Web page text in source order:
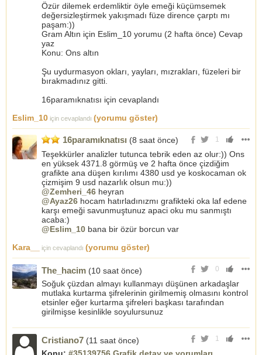
Özür dilemek erdemliktir öyle emeği küçümsemek
değersizleştirmek yakışmadı füze dirence çarptı mı
paşam:))
Gram Altın için Eslim_10 yorumu (2 hafta önce) Cevap
yaz
Konu: Ons altın
Şu uydurmasyon okları, yayları, mızrakları, füzeleri bir
bırakmadınız gitti.
16paramıknatısı için cevaplandı
Eslim_10 için cevaplandı (yorumu göster)
1
16paramıknatısı (8 saat önce)
Teşekkürler analizler tutunca tebrik eden az olur:)) Ons
en yüksek 4371.8 görmüş ve 2 hafta önce çizdiğim
grafikte ana düşen kırılımı 4380 usd ye koskocaman ok
çizmişim 9 usd nazarlık olsun mu:))
@Zemheri_46 heyran
@Ayaz26 hocam hatırladınızmı grafikteki oka laf edene
karşı emeği savunmuştunuz apaci oku mu sanmıştı
acaba:)
@Eslim_10 bana bir özür borcun var
Kara__
için cevaplandı (yorumu göster)
0
The_hacim (10 saat önce)
Soğuk çüzdan almayı kullanmayı düşünen arkadaşlar
mutlaka kurtarma şifrelerinin girilmemiş olmasını kontrol
etsinler eğer kurtarma şifreleri başkası tarafından
girilmişse kesinlikle soyulursunuz
1
Cristiano7 (11 saat önce)
Konu: #35139756 Grafik detay ve yorumları